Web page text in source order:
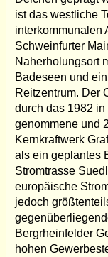
ist das westliche
interkommunalen
Schweinfurter
Naherholungsort
Badeseen und
Reitzentrum. Der
durch das 1982 in
genommene und
Kernkraftwerk
als ein geplantes
Stromtrasse
europäische
jedoch
Bergrheinfelder
hohen